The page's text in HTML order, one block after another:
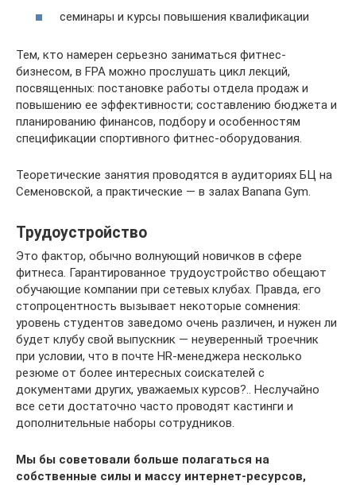
семинары и курсы повышения квалификации
Тем, кто намерен серьезно заниматься фитнес-
бизнесом, в FPA можно прослушать цикл лекций,
посвященных: постановке работы отдела продаж и
повышению ее эффективности; составлению бюджета и
планированию финансов, подбору и особенностям
спецификации спортивного фитнес-оборудования.
Теоретические занятия проводятся в аудиториях БЦ на
Семеновской, а практические — в залах Banana Gym.
Трудоустройство
Это фактор, обычно волнующий новичков в сфере
фитнеса. Гарантированное трудоустройство обещают
обучающие компании при сетевых клубах. Правда, его
стопроцентность вызывает некоторые сомнения:
уровень студентов заведомо очень различен, и нужен ли
будет клубу свой выпускник — неуверенный троечник
при условии, что в почте HR-менеджера несколько
резюме от более интересных соискателей с
документами других, уважаемых курсов?.. Неслучайно
все сети достаточно часто проводят кастинги и
дополнительные наборы сотрудников.
Мы бы советовали больше полагаться на
собственные силы и массу интернет-ресурсов,